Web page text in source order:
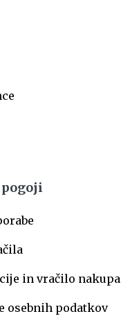
in vračilo nakupa
osebnih podatkov